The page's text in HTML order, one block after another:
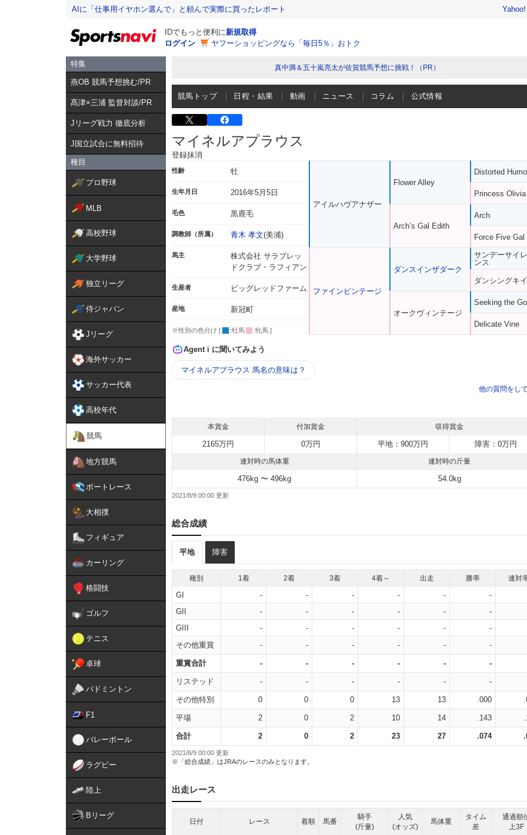
AIに「仕事用イヤホン選んで」と頼んで実際に買ったレポート
IDでもっと便利に新規取得
ログイン
ヤフーショッピングなら「毎日5％」おトク
特集
燕OB 競馬予想挑む/PR
髙津×三浦 監督対談/PR
Jリーグ戦力 徹底分析
J国立試合に無料招待
種目
プロ野球
MLB
高校野球
大学野球
独立リーグ
侍ジャパン
Jリーグ
海外サッカー
サッカー代表
高校年代
競馬
地方競馬
ボートレース
大相撲
フィギュア
カーリング
格闘技
ゴルフ
テニス
卓球
バドミントン
F1
バレーボール
ラグビー
陸上
Bリーグ
真中満＆五十嵐亮太が佐賀競馬予想に挑戦！（PR）
競馬トップ 日程・結果 動画 ニュース コラム 公式情報
マイネルアプラウス
登録抹消
性齢 牡
生年月日 2016年5月5日
毛色 黒鹿毛
調教師（所属） 青木 孝文(美浦)
馬主
株式会社 サラブレッ
ドクラブ・ラフィアン
生産者 ビッグレッドファーム
産地 新冠町
※性別の色分け [ :牡馬 :牝馬 ]
アイルハヴアナザー
ファインビンテージ
Flower Alley
Arch’s Gal Edith
ダンスインザダーク
オークヴィンテージ
Distorted
Princess Olivia
Arch
Force Five Gal
サンデーサイレ
ンス
ダンシングキイ
Seeking the
Delicate Vine
Agent i に聞いてみよう
マイネルアプラウス 馬名の意味は？
他の質問をし
本賞金 付加賞金 収得賞金
2165万円 0万円 平地：900万円 障害：0万円
連対時の馬体重 連対時の斤量
476kg 〜 496kg 54.0kg
2021/8/9 00:00
総合成績
平地 障害
種別 1着 2着 3着 4着～ 出走 勝率 連対
GI - - - - - -
GII
- - - - - -
GIII
- - - - - -
その他重賞
- - - - - -
重賞合計 - - - - - -
リステッド - - - - - -
その他特別 0 0 0 13 13 .000
平場 2 0 2 10 14 .143
合計 2 0 2 23 27 .074
2021/8/9 00:00 更新
※「総合成績」はJRAのレースのみとなります。
出走レース
日付 レース 着順 馬番
騎手
(斤量)
人気
(オッズ)
馬体重
タイム
差
通過順
上3F